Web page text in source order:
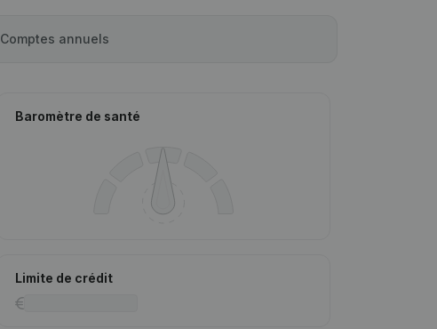
Comptes annuels
Baromètre de santé
Limite de crédit